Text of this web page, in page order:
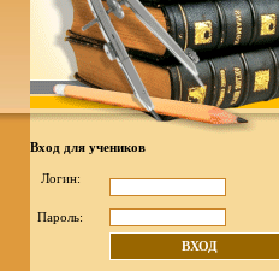
Вход для учеников
Логин:
Пароль:
ВХОД